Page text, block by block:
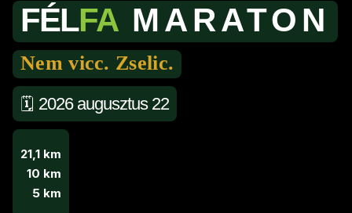
FÉLFA MARATON
Nem vicc. Zselic.
🗓️ 2026 augusztus 22
21,1 km
10 km
5 km